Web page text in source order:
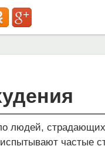
людей,
частые